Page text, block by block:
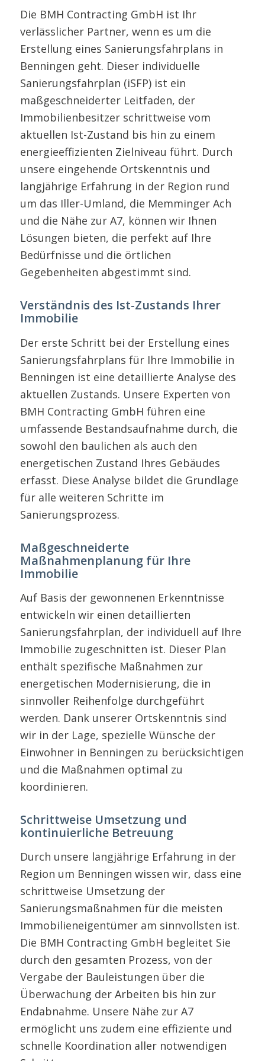
Die BMH Contracting GmbH ist Ihr
verlässlicher Partner, wenn es um die
Erstellung eines Sanierungsfahrplans in
Benningen geht. Dieser individuelle
Sanierungsfahrplan (iSFP) ist ein
maßgeschneiderter Leitfaden, der
Immobilienbesitzer schrittweise vom
aktuellen Ist-Zustand bis hin zu einem
energieeffizienten Zielniveau führt. Durch
unsere eingehende Ortskenntnis und
langjährige Erfahrung in der Region rund
um das Iller-Umland, die Memminger Ach
und die Nähe zur A7, können wir Ihnen
Lösungen bieten, die perfekt auf Ihre
Bedürfnisse und die örtlichen
Gegebenheiten abgestimmt sind.
Verständnis des Ist-Zustands Ihrer
Immobilie
Der erste Schritt bei der Erstellung eines
Sanierungsfahrplans für Ihre Immobilie in
Benningen ist eine detaillierte Analyse des
aktuellen Zustands. Unsere Experten von
BMH Contracting GmbH führen eine
umfassende Bestandsaufnahme durch, die
sowohl den baulichen als auch den
energetischen Zustand Ihres Gebäudes
erfasst. Diese Analyse bildet die Grundlage
für alle weiteren Schritte im
Sanierungsprozess.
Maßgeschneiderte
Maßnahmenplanung für Ihre
Immobilie
Auf Basis der gewonnenen Erkenntnisse
entwickeln wir einen detaillierten
Sanierungsfahrplan, der individuell auf Ihre
Immobilie zugeschnitten ist. Dieser Plan
enthält spezifische Maßnahmen zur
energetischen Modernisierung, die in
sinnvoller Reihenfolge durchgeführt
werden. Dank unserer Ortskenntnis sind
wir in der Lage, spezielle Wünsche der
Einwohner in Benningen zu berücksichtigen
und die Maßnahmen optimal zu
koordinieren.
Schrittweise Umsetzung und
kontinuierliche Betreuung
Durch unsere langjährige Erfahrung in der
Region um Benningen wissen wir, dass eine
schrittweise Umsetzung der
Sanierungsmaßnahmen für die meisten
Immobilieneigentümer am sinnvollsten ist.
Die BMH Contracting GmbH begleitet Sie
durch den gesamten Prozess, von der
Vergabe der Bauleistungen über die
Überwachung der Arbeiten bis hin zur
Endabnahme. Unsere Nähe zur A7
ermöglicht uns zudem eine effiziente und
schnelle Koordination aller notwendigen